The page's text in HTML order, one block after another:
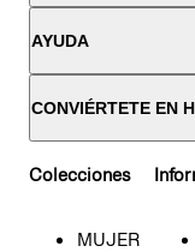
AYUDA
CONVIÉRTETE EN
Colecciones
MUJER